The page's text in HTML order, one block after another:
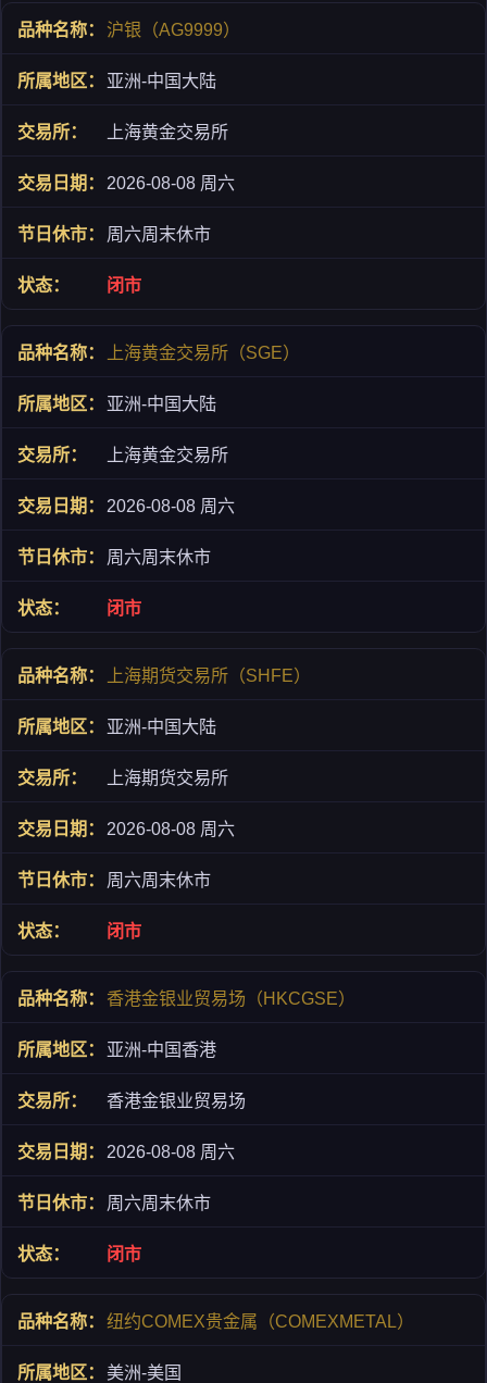
沪银（AG9999）
亚洲-中国大陆
上海黄金交易所
2026-08-08 周六
周六周末休市
闭市
上海黄金交易所（SGE）
亚洲-中国大陆
上海黄金交易所
2026-08-08 周六
周六周末休市
闭市
上海期货交易所（SHFE）
亚洲-中国大陆
上海期货交易所
2026-08-08 周六
周六周末休市
闭市
香港金银业贸易场（HKCGSE）
亚洲-中国香港
香港金银业贸易场
2026-08-08 周六
周六周末休市
闭市
纽约COMEX贵金属（COMEXMETAL）
美洲-美国